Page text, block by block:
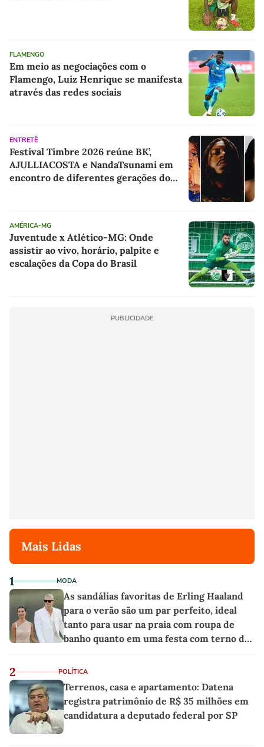
FLAMENGO
Em meio as negociações com o
Flamengo, Luiz Henrique se manifesta
através das redes sociais
ENTRETÊ
Festival Timbre 2026 reúne BK’,
AJULLIACOSTA e NandaTsunami em
encontro de diferentes gerações do
AMÉRICA-MG
Juventude x Atlético-MG: Onde
assistir ao vivo, horário, palpite e
escalações da Copa do Brasil
PUBLICIDADE
Mais Lidas
1 MODA
As sandálias favoritas de Erling Haaland
para o verão são um par perfeito, ideal
tanto para usar na praia com roupa de
banho quanto em uma festa com terno de
2 POLÍTICA
Terrenos, casa e apartamento: Datena
registra patrimônio de R$ 35 milhões em
candidatura a deputado federal por SP